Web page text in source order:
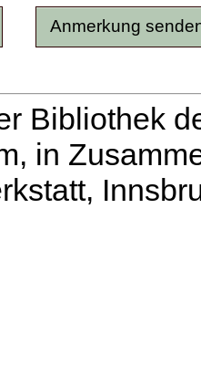
Bibliothek
in